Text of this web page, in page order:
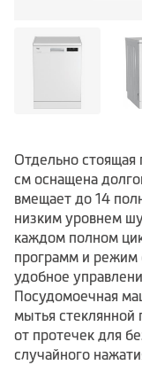
Отдельно
см оснащена
вмещает до 14
низким уровнем
каждом полном
программ и режим
удобное
Посудомоечная
мытья стеклянной
от протечек для
случайного